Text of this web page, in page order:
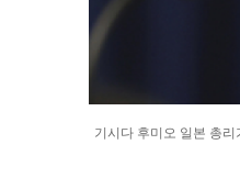
기시다 후미오 일본 총